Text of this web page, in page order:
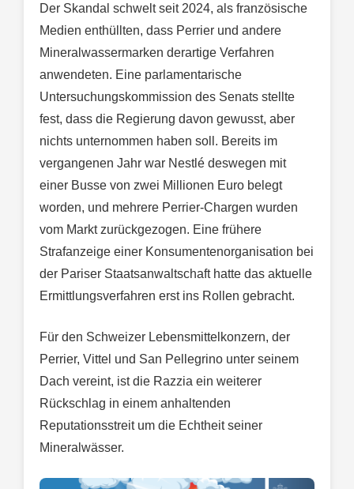
Der Skandal schwelt seit 2024, als französische
Medien enthüllten, dass Perrier und andere
Mineralwassermarken derartige Verfahren
anwendeten. Eine parlamentarische
Untersuchungskommission des Senats stellte
fest, dass die Regierung davon gewusst, aber
nichts unternommen haben soll. Bereits im
vergangenen Jahr war Nestlé deswegen mit
einer Busse von zwei Millionen Euro belegt
worden, und mehrere Perrier-Chargen wurden
vom Markt zurückgezogen. Eine frühere
Strafanzeige einer Konsumentenorganisation bei
der Pariser Staatsanwaltschaft hatte das aktuelle
Ermittlungsverfahren erst ins Rollen gebracht.
Für den Schweizer Lebensmittelkonzern, der
Perrier, Vittel und San Pellegrino unter seinem
Dach vereint, ist die Razzia ein weiterer
Rückschlag in einem anhaltenden
Reputationsstreit um die Echtheit seiner
Mineralwässer.